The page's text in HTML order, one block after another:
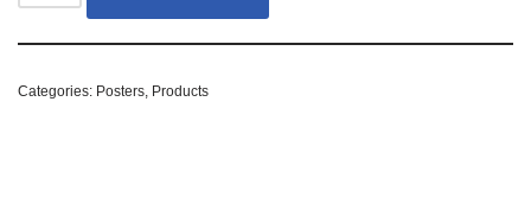
Categories: Posters Products